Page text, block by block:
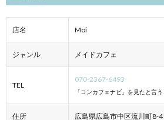
店名 Moi
ジャンル メイドカフェ
TEL
070-2367-6493
「コンカフェナビ」を見たと言
住所 広島県広島市中区流川町8-